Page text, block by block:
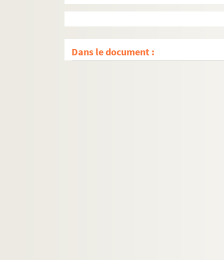
Dans le document :